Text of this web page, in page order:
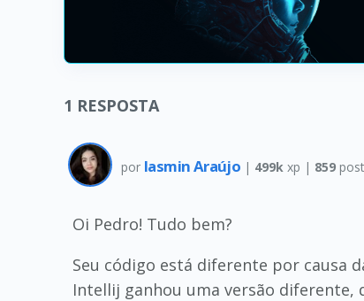
1 RESPOSTA
por Iasmin Araújo | 499k xp | 859
Oi Pedro! Tudo bem?
Seu código está diferente por causa
Intellij ganhou uma versão diferente,